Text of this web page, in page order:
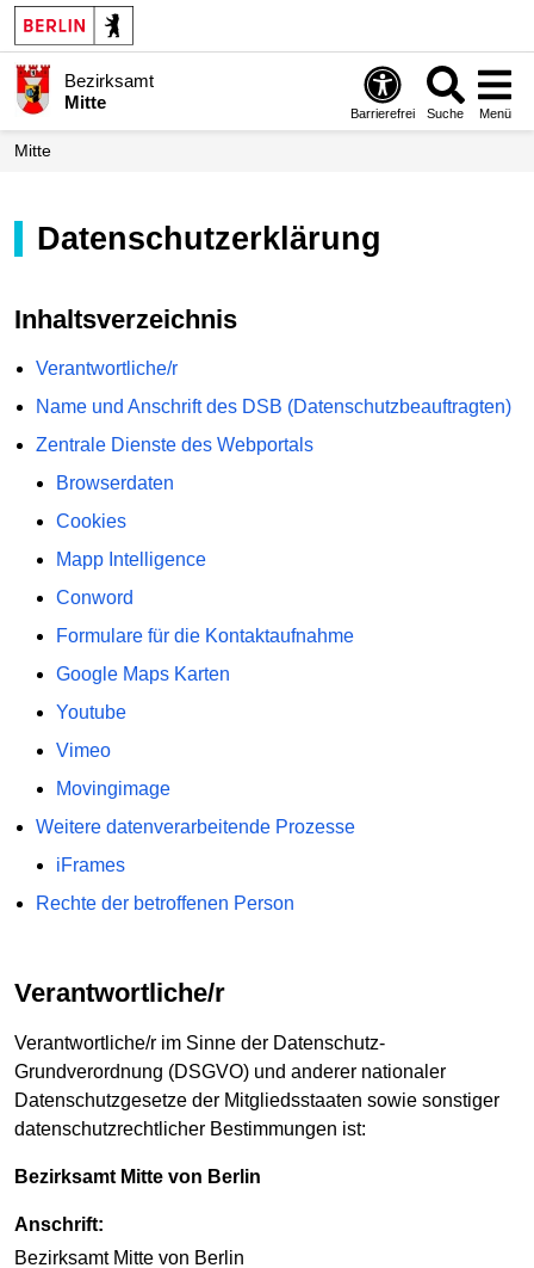
Bezirksamt
Mitte
Barrierefrei Suche Menü
Mitte
Datenschutzerklärung
Inhaltsverzeichnis
Verantwortliche/r
Name und Anschrift des DSB (Datenschutzbeauftragten)
Zentrale Dienste des Webportals
Browserdaten
Cookies
Mapp Intelligence
Conword
Formulare für die Kontaktaufnahme
Google Maps Karten
Youtube
Vimeo
Movingimage
Weitere datenverarbeitende Prozesse
iFrames
Rechte der betroffenen Person
Verantwortliche/r
Verantwortliche/r im Sinne der Datenschutz-
Grundverordnung (DSGVO) und anderer nationaler
Datenschutzgesetze der Mitgliedsstaaten sowie sonstiger
datenschutzrechtlicher Bestimmungen ist:
Bezirksamt Mitte von Berlin
Anschrift:
Bezirksamt Mitte von Berlin